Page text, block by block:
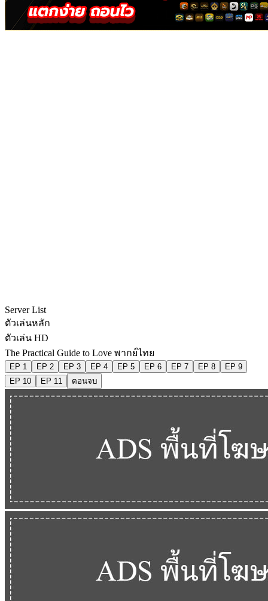
Server List
ตัวเล่นหลัก
ตัวเล่น HD
The Practical Guide to Love พากย์ไทย
EP 1 EP 2 EP 3 EP 4 EP 5 EP 6 EP 7 EP 8
EP 9
EP 10
EP 11 ตอนจบ